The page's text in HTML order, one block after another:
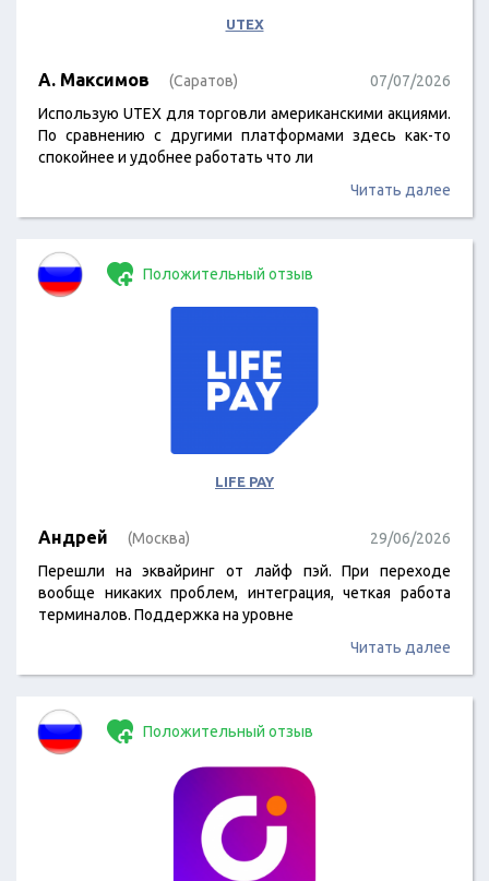
UTEX
А. Максимов (Саратов)
07/07/2026
Использую UTEX для торговли американскими акциями.
По сравнению с другими платформами здесь как-то
спокойнее и удобнее работать что ли
Читать далее
Положительный отзыв
LIFE PAY
Андрей (Москва)
29/06/2026
Перешли на эквайринг от лайф пэй. При переходе
вообще никаких проблем, интеграция, четкая работа
терминалов. Поддержка на уровне
Читать далее
Положительный отзыв